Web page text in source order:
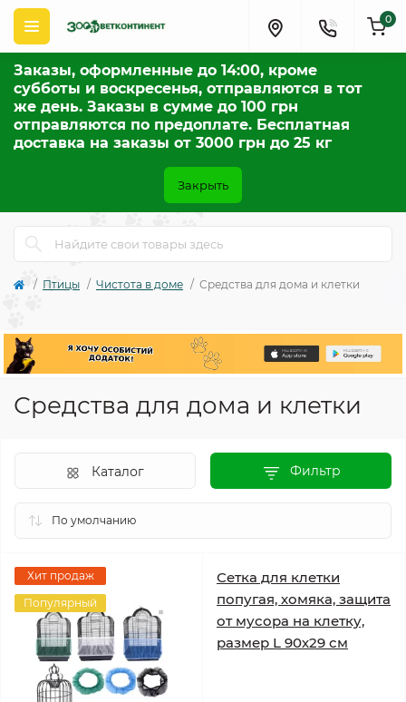
Заказы, оформленные до 14:00, кроме
субботы и воскресенья, отправляются в тот
же день. Заказы в сумме до 100 грн
отправляются по предоплате. Бесплатная
доставка на заказы от 3000 грн до 25 кг
Закрыть
0
Птицы Чистота в доме Средства для дома и клетки
Средства для дома и клетки
Фильтр
Каталог
Хит продаж
Популярный
Сетка для клетки
попугая, хомяка, защита
от мусора на клетку,
размер L 90х29 см